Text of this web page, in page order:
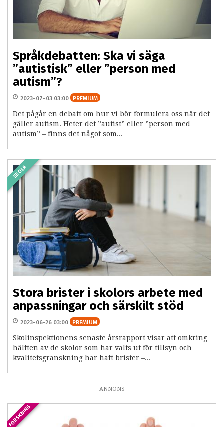
Språkdebatten: Ska vi säga
”autistisk” eller ”person med
autism”?
2023-07-03 03:00 PREMIUM
Det pågår en debatt om hur vi bör formulera oss när det
gäller autism. Heter det ”autist” eller ”person med
autism” – finns det något som...
SKOLA
Stora brister i skolors arbete med
anpassningar och särskilt stöd
2023-06-26 03:00 PREMIUM
Skolinspektionens senaste årsrapport visar att omkring
hälften av de skolor som har valts ut för tillsyn och
kvalitetsgranskning har haft brister –...
ANNONS
FORSKNING